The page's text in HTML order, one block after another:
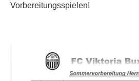
Vorbereitungsspielen!